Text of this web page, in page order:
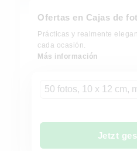
Ofertas en Cajas de
Prácticas y realmente
cada ocasión.
Más información
50 fotos, 10 x 12 cm,
Jetzt